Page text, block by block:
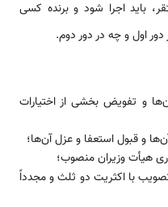
باید اجرا شود و برنده کسی
اول و چه در دور دوم.
و تفویض بخشی از اختیارات
و قبول ‌‌‌‌‌‌‌استعفا و عزل آن‌‌‌‌‌‌‌‌ها؛
هیأت وزیران منصوب؛
با اکثریت دو ثلث و مجدداً